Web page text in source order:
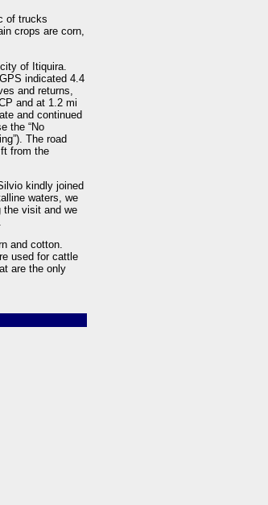
of trucks
crops are corn,
of Itiquira.
indicated 4.4
and returns,
and at 1.2 mi
and continued
the “No
The road
from the
kindly joined
waters, we
the visit and we
and cotton.
used for cattle
are the only